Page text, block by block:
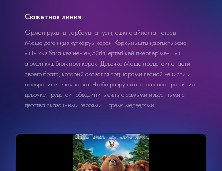
Сюжетная линия:
Орман рухының арбауына түсіп, ешкіге айналған ағасын
Маша деген қыз құтқаруы керек. Қорқынышты қарғысты жою
үшін қыз бала кезінен ең әйгілі ертегі кейіпкерлерімен - үш
аюмен күш біріктіруі керек. Девочке Маше предстоит спасти
своего брата, который оказался под чарами лесной нечисти и
превратился в козленка. Чтобы разрушить страшное проклятие
девочке предстоит объединить силы с самыми известными с
детства сказочными героями – тремя медведями.